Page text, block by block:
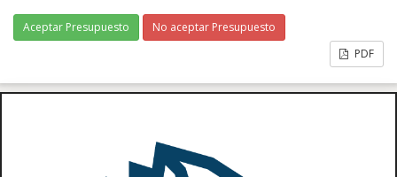
Aceptar Presupuesto
No aceptar Presupuesto
PDF